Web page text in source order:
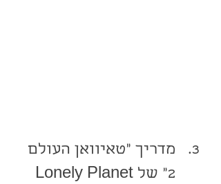
מדריך "טאיוואן העולם
2" של Lonely Planet